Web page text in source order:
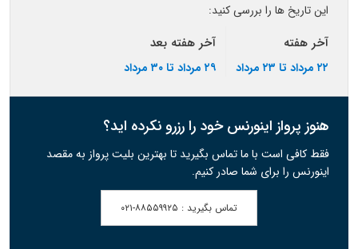
این تاریخ ها را بررسی کنید:
آخر هفته
۲۲ مرداد تا ۲۳ مرداد
آخر هفته بعد
۲۹ مرداد تا ۳۰ مرداد
هنوز پرواز اینورنس خود را رزرو نکرده اید؟
فقط کافی است با ما تماس بگیرید تا بهترین بلیت پرواز به مقصد
اینورنس را برای شما صادر کنیم.
تماس بگیرید : ۰۲۱-۸۸۵۵۹۹۲۵